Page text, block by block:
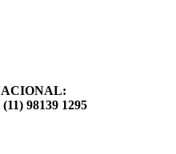
98139 1295